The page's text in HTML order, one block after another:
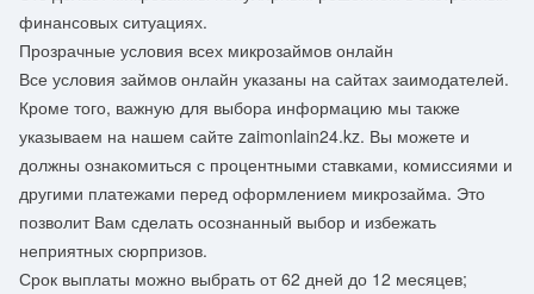
финансовых ситуациях.
Прозрачные условия всех микрозаймов онлайн
Все условия займов онлайн указаны на сайтах заимодателей.
Кроме того, важную для выбора информацию мы также
указываем на нашем сайте zaimonlain24.kz. Вы можете и
должны ознакомиться с процентными ставками, комиссиями и
другими платежами перед оформлением микрозайма. Это
позволит Вам сделать осознанный выбор и избежать
неприятных сюрпризов.
Срок выплаты можно выбрать от 62 дней до 12 месяцев;